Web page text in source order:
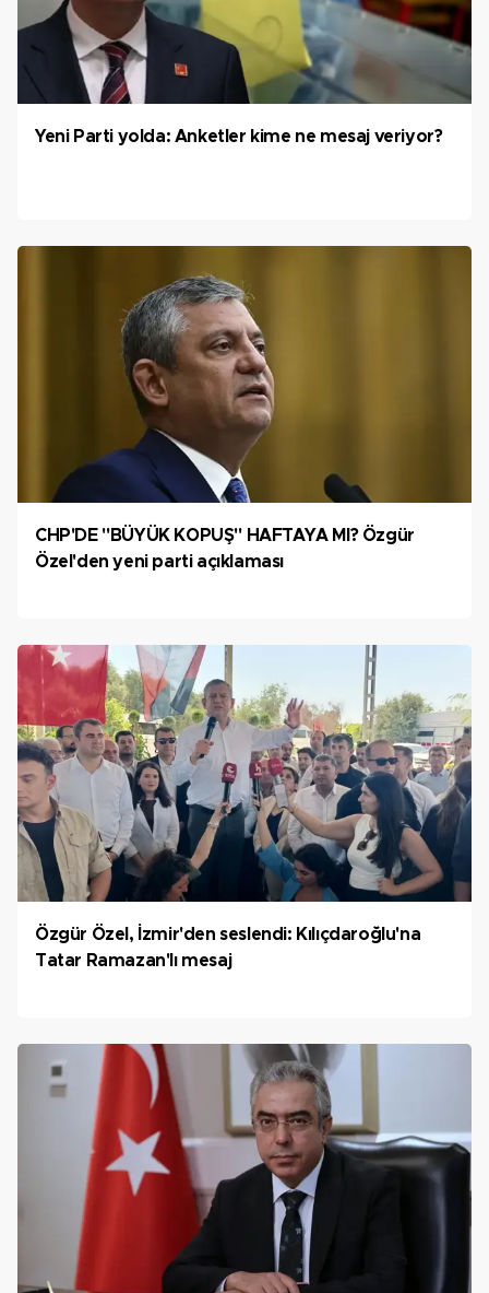
Yeni Parti yolda: Anketler kime ne mesaj veriyor?
CHP'DE "BÜYÜK KOPUŞ" HAFTAYA MI? Özgür
Özel'den yeni parti açıklaması
Özgür Özel, İzmir'den seslendi: Kılıçdaroğlu'na
Tatar Ramazan'lı mesaj